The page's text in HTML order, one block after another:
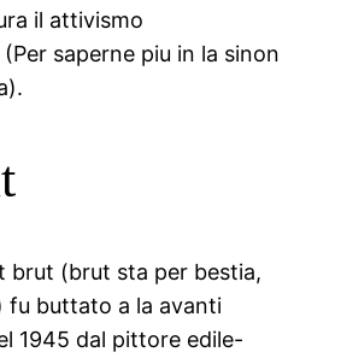
il attivismo
saperne piu in la sinon
brut (brut sta per bestia,
fu buttato a la avanti
1945 dal pittore edile-